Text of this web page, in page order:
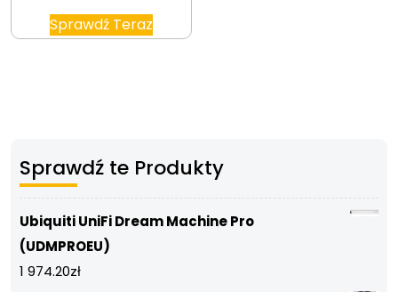
Sprawdź Teraz
Sprawdź te Produkty
Ubiquiti UniFi Dream Machine Pro
(UDMPROEU)
1 974.20zł